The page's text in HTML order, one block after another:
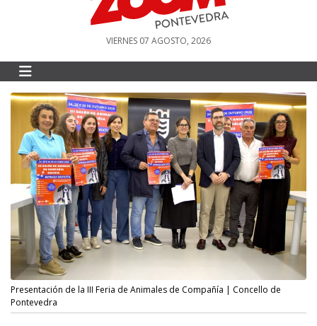
VIERNES 07 AGOSTO, 2026
Presentación de la III Feria de Animales de Compañía | Concello de
Pontevedra